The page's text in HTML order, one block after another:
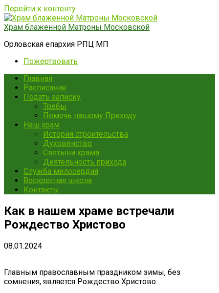
Перейти к контенту
Храм блаженной Матроны Московской
Орловская епархия РПЦ МП
Пожертвовать
Главная
Расписание
Подать записку
Требы
Помочь нашему Приходу
Наш храм
История строительства
Духовенство
Святыни храма
Деятельность прихода
Служба милосердия
Воскресная школа
Контакты
Как в нашем храме встречали
Рождество Христово
08.01.2024
Главным православным праздником зимы, без
сомнения, является Рождество Христово.